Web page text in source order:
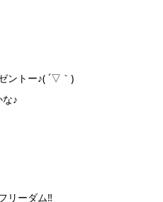
ントー♪( ´▽｀)
♪
リーダム‼